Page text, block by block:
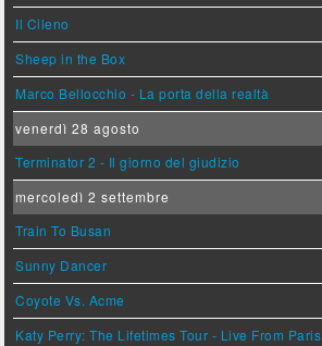
Il Cileno
Sheep in the Box
Marco Bellocchio - La porta della realtà
venerdì 28 agosto
Terminator 2 - Il giorno del giudizio
mercoledì 2 settembre
Train To Busan
Sunny Dancer
Coyote Vs. Acme
Katy Perry: The Lifetimes Tour - Live From Paris